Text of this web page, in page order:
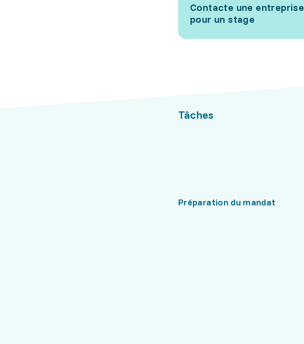
Contacte une entreprise
pour un stage
Tâches
Préparation du mandat